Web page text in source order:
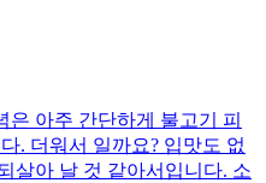
아주 간단하게 불고기 피
. 더워서 일까요? 입맛도 없
살아 날 것 같아서입니다. 소